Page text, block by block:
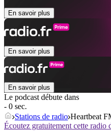
En savoir plus
En savoir plus
En savoir plus
Le podcast débute dans
- 0 sec.
Stations de radio Heartbeat
Écoutez gratuitement cette radio